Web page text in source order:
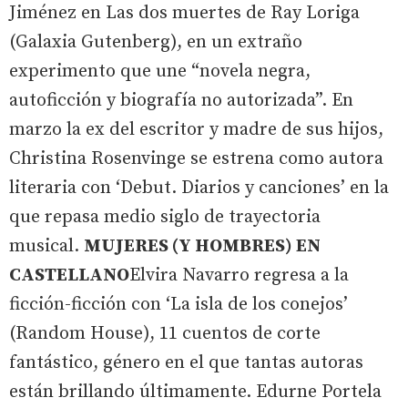
Jiménez en Las dos muertes de Ray Loriga
(Galaxia Gutenberg), en un extraño
experimento que une “novela negra,
autoficción y biografía no autorizada”. En
marzo la ex del escritor y madre de sus hijos,
Christina Rosenvinge se estrena como autora
literaria con ‘Debut. Diarios y canciones’ en la
que repasa medio siglo de trayectoria
musical. MUJERES (Y HOMBRES) EN
CASTELLANOElvira Navarro regresa a la
ficción-ficción con ‘La isla de los conejos’
(Random House), 11 cuentos de corte
fantástico, género en el que tantas autoras
están brillando últimamente. Edurne Portela